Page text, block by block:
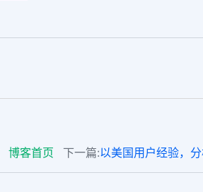
博客首页 下一篇:以美国用户经验，